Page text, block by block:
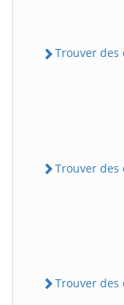
Trouver des
Trouver des
Trouver des